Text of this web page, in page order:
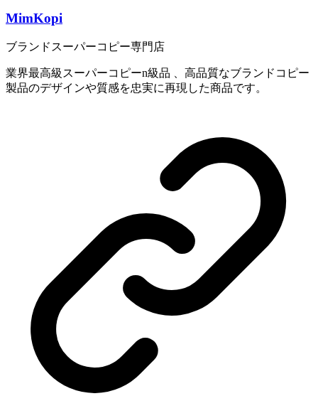
MimKopi
ブランドスーパーコピー専門店
業界最高級スーパーコピーn級品 、高品質なブランドコピー
製品のデザインや質感を忠実に再現した商品です。